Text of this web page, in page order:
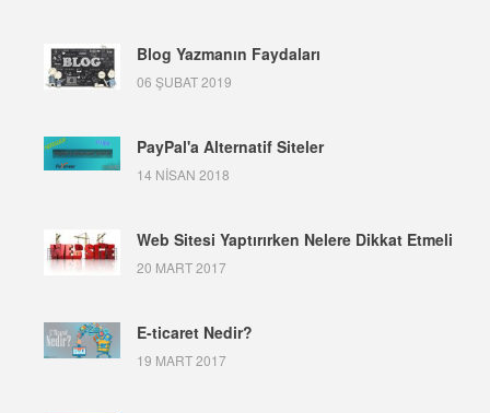
Blog Yazmanın Faydaları
06 ŞUBAT 2019
PayPal'a Alternatif Siteler
14 NISAN 2018
Web Sitesi Yaptırırken Nelere Dikkat Etmeli
20 MART 2017
E-ticaret Nedir?
19 MART 2017